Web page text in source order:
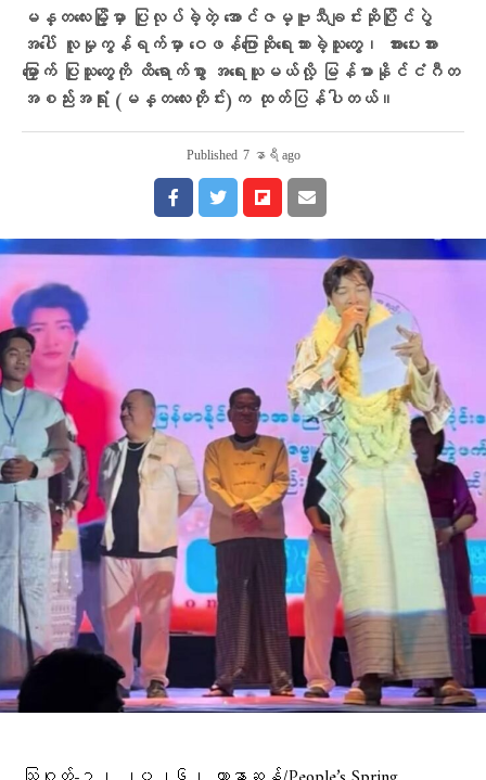
မန္တလေးမြို့မှာ ပြုလုပ်ခဲ့တဲ့ အောင်ဇမ္ဗူသီချင်းဆိုပြိုင်ပွဲ
အပေါ် လူမှုကွန်ရက်မှာ ဝေဖန်ပြောဆိုရေးသားခဲ့သူတွေ၊ အားပေးအား
မြှောက် ပြုသူတွေကို ထိရောက်စွာ အရေးယူမယ်လို့ မြန်မာနိုင်ငံဂီတ
အစည်းအရုံး (မန္တလေးတိုင်း)က ထုတ်ပြန်ပါတယ်။
Published 7 နာရီ ago